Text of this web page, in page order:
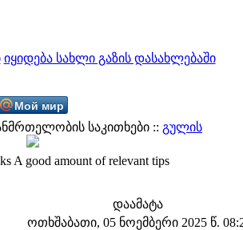
იყიდება სახლი გაზის დასახლებაში
Мой мир
საკითხები :: გულის
A good amount of relevant tips
დაამატა
ოთხშაბათი, 05 ნოემბერი 2025 წ.